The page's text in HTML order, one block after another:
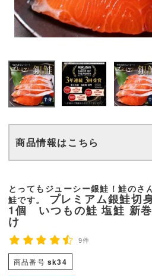
商品情報はこちら
とってもジューシー銀鮭！鮭のさ
鮭です。
プレミアム銀鮭切
1個 いつもの鮭 塩鮭 新
け
9件
商品番号 sk34